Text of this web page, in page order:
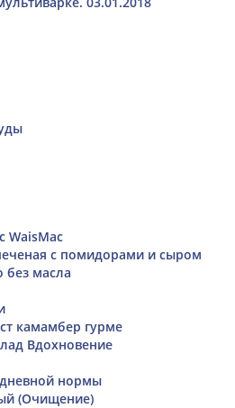
WaisMac
с помидорами и сыром
без масла
камамбер гурме
Вдохновение
нормы
(Очищение)